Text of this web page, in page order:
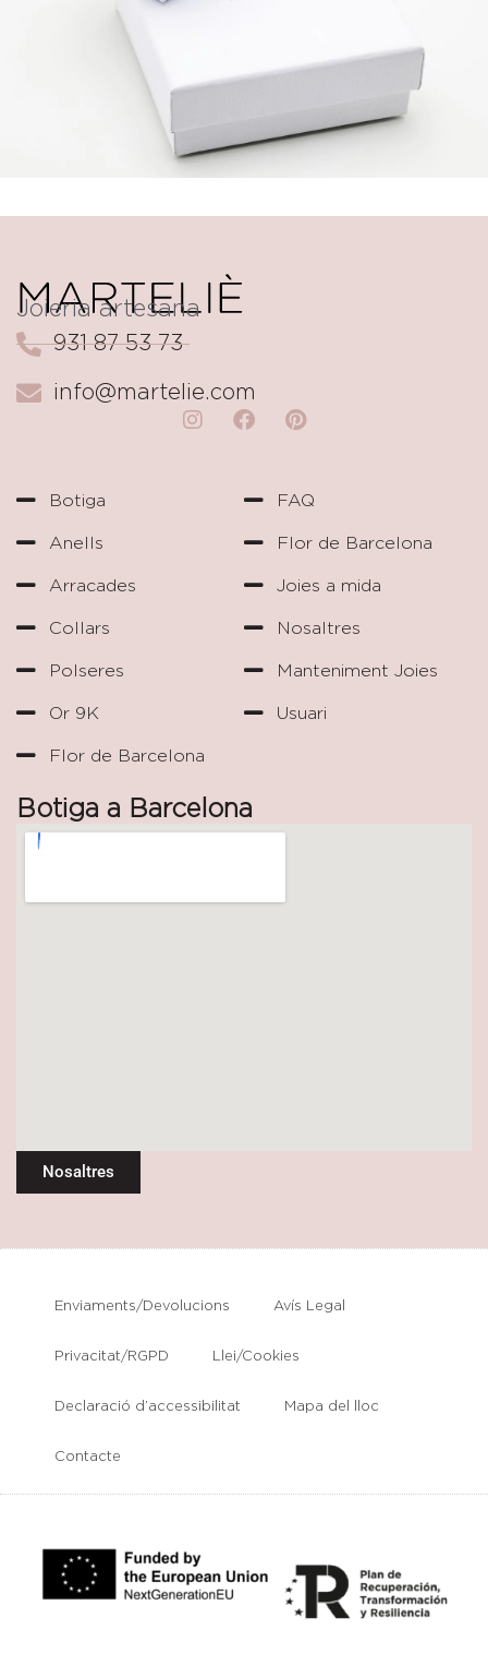
Joieria artesana
931 87 53 73
info@martelie.com
Botiga
Anells
Arracades
Collars
Polseres
Or 9K
Flor de Barcelona
FAQ
Flor de Barcelona
Joies a mida
Nosaltres
Manteniment Joies
Usuari
Botiga a Barcelona
Nosaltres
Enviaments/Devolucions Avís Legal
Privacitat/RGPD Llei/Cookies
Declaració d’accessibilitat Mapa del lloc
Contacte